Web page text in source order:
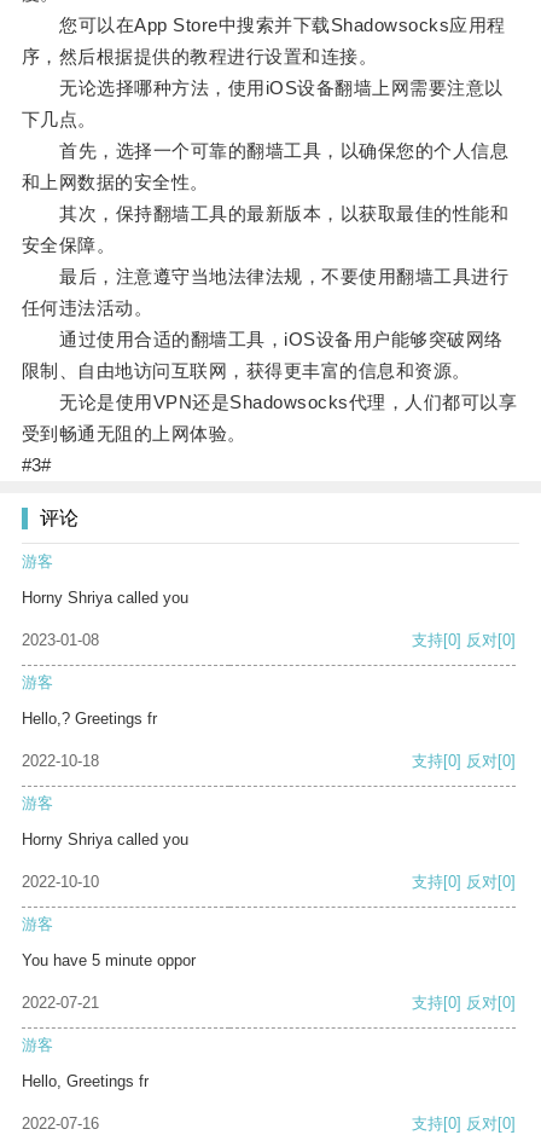
您可以在App Store中搜索并下载Shadowsocks应用程
序，然后根据提供的教程进行设置和连接。
无论选择哪种方法，使用iOS设备翻墙上网需要注意以
下几点。
首先，选择一个可靠的翻墙工具，以确保您的个人信息
和上网数据的安全性。
其次，保持翻墙工具的最新版本，以获取最佳的性能和
安全保障。
最后，注意遵守当地法律法规，不要使用翻墙工具进行
任何违法活动。
通过使用合适的翻墙工具，iOS设备用户能够突破网络
限制、自由地访问互联网，获得更丰富的信息和资源。
无论是使用VPN还是Shadowsocks代理，人们都可以享
受到畅通无阻的上网体验。
#3#
评论
游客
Horny Shriya called you
2023-01-08 支持[0] 反对[0]
游客
Hello,? Greetings fr
2022-10-18 支持[0] 反对[0]
游客
Horny Shriya called you
2022-10-10 支持[0] 反对[0]
游客
You have 5 minute oppor
2022-07-21 支持[0] 反对[0]
游客
Hello, Greetings fr
2022-07-16 支持[0] 反对[0]